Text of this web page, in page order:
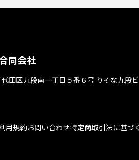
同会社
⽥区九段南⼀丁⽬５番６号 りそな九段
用規約お問い合わせ特定商取引法に基づ